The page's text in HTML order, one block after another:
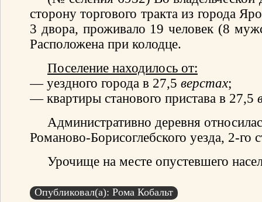
сторону торгового тракта из города
3 двора, проживало 19 человек (8
Расположена при колодце.
Поселение находилось от:
— уездного города в 27,5 верстах;
— квартиры станового пристава в 27,5
Административно деревня
Романово-Борисоглебского уезда, 2-го
Урочище на месте опустевшего
Опубликовал(а): Рома Кобальт